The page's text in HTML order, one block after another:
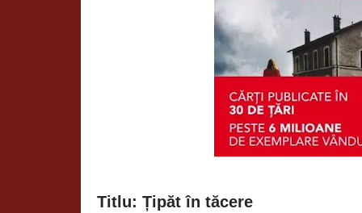
Titlu: Țipăt în tăcere